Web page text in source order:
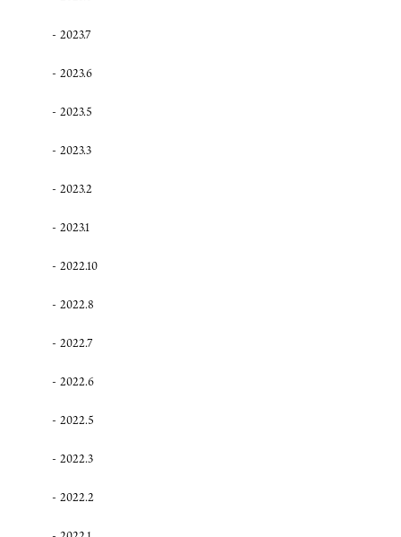
2023.7
2023.6
2023.5
2023.3
2023.2
2023.1
2022.10
2022.8
2022.7
2022.6
2022.5
2022.3
2022.2